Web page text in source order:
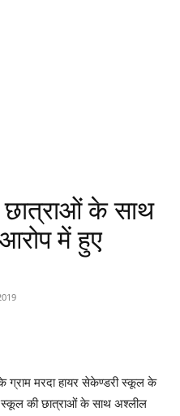
के साथ
में हुए
के ग्राम मरदा हायर सेकेण्डरी स्कूल के
स्कूल की छात्राओं के साथ अश्लील